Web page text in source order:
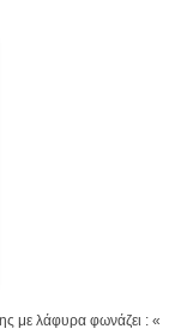
με λάφυρα φωνάζει : «